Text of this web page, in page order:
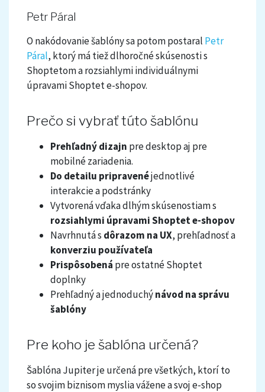
Petr Páral
O nakódovanie šablóny sa potom postaral Petr
Páral, ktorý má tiež dlhoročné skúsenosti s
Shoptetom a rozsiahlymi individuálnymi
úpravami Shoptet e-shopov.
Prečo si vybrať túto šablónu
Prehľadný dizajn pre desktop aj pre
mobilné zariadenia.
Do detailu pripravenéjednotlivé
interakcie a podstránky
Vytvorená vďaka dlhým skúsenostiam s
rozsiahlymi úpravami Shoptet e-shopov
Navrhnutá s dôrazom na UX, prehľadnosť a
konverziu používateľa
Prispôsobená pre ostatné Shoptet
doplnky
Prehľadný a jednoduchýnávod na správu
šablóny
Pre koho je šablóna určená?
Šablóna Jupiter je určená pre všetkých, ktorí to
so svojim biznisom myslia vážene a svoj e-shop